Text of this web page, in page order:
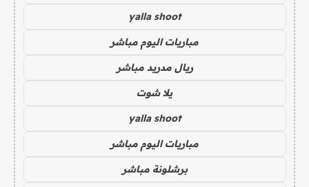
yalla shoot
مباريات اليوم مباشر
ريال مدريد مباشر
يلا شوت
yalla shoot
مباريات اليوم مباشر
برشلونة مباشر